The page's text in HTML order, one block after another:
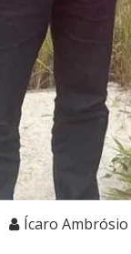
Ícaro Ambrósio